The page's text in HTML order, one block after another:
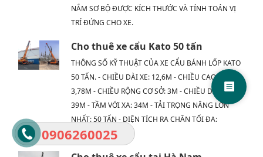
NẮM SƠ BỘ ĐƯỢC KÍCH THƯỚC VÀ TÍNH TOÁN VỊ
TRÍ ĐỨNG CHO XE.
Cho thuê xe cẩu Kato 50 tấn
THÔNG SỐ KỸ THUẬT CỦA XE CẨU BÁNH LỐP KATO
50 TẤN. - CHIỀU DÀI XE: 12,6M - CHIỀU CAO CƠ SỞ:
3,78M - CHIỀU RỘNG CƠ SỞ: 3M - CHIỀU DÀI CẦN:
39M - TẦM VỚI XA: 34M - TẢI TRỌNG NÂNG LỚN
NHẤT: 50 TẤN - DIỆN TÍCH RA CHÂN TỐI ĐA:
7.9X7.4M
0906260025